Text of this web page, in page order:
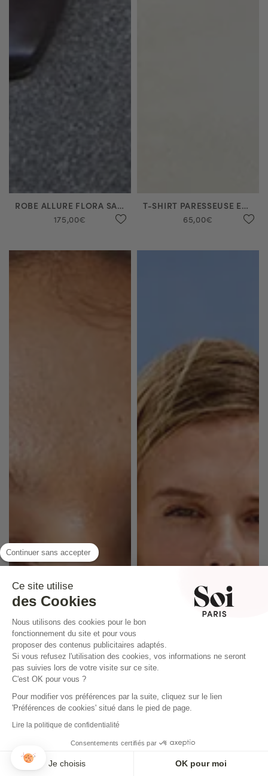
ROBE ALLURE FLORA SAUGE
175,00€
T-SHIRT PARESSEUSE EN COTON JAIPUR
65,00€
Continuer sans accepter
Ce site utilise
des Cookies
Nous utilisons des cookies pour le bon
fonctionnement du site et pour vous
proposer des contenus publicitaires adaptés.
Si vous refusez l'utilisation des cookies, vos informations ne seront
pas suivies lors de votre visite sur ce site.
C'est OK pour vous ?
Pour modifier vos préférences par la suite, cliquez sur le lien
'Préférences de cookies' situé dans le pied de page.
Lire la politique de confidentialité
Consentements certifiés par
Je choisis OK pour moi